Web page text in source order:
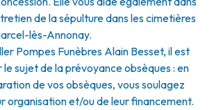
de la sépulture dans les cimetières
lès-Annonay.
Pompes Funèbres Alain Besset, il est
le sujet de la prévoyance obsèques : en
de vos obsèques, vous soulagez
organisation et/ou de leur financement.